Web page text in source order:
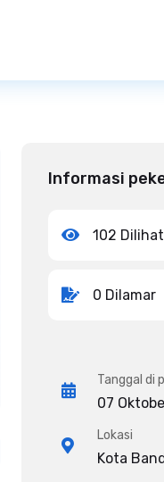
Informasi
102 Dilihat
0 Dilamar
Tanggal di
07
Lokasi
Kota